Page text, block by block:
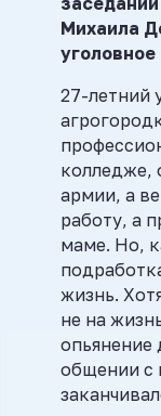
Михаила
27-летний
колледже,
армии, а
работу, а
маме. Но,
жизнь.
не на
опьянение
общении с